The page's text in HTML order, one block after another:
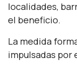
localidades,
el beneficio.
La medida
impulsadas por